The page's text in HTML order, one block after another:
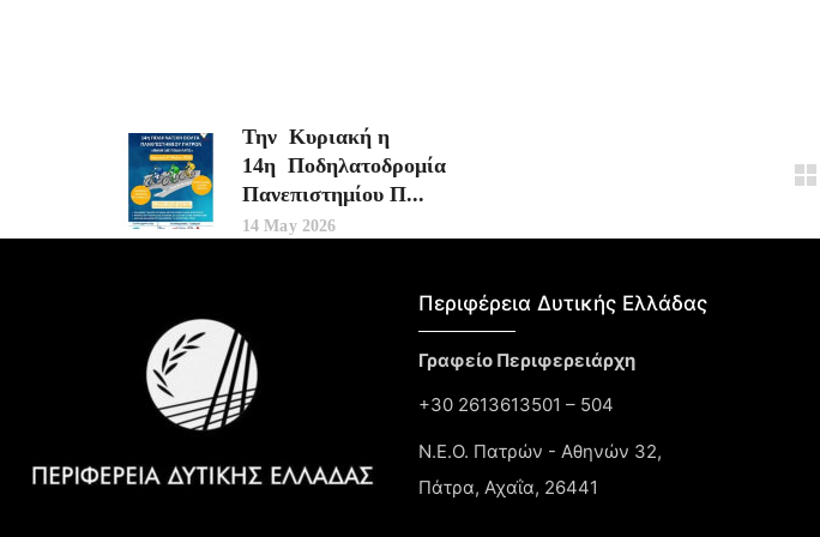
Την Κυριακή η
14η Ποδηλατοδρομία
Πανεπιστημίου Π...
14 May 2026
Περιφέρεια Δυτικής Ελλάδας​
Γραφείο Περιφερειάρχη
+30 2613613501 – 504
Ν.Ε.Ο. Πατρών - Αθηνών 32,
Πάτρα, Αχαΐα, 26441